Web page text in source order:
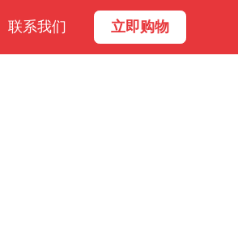
联系我们 立即购物